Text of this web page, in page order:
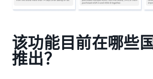
该功能目前在哪些
推出？